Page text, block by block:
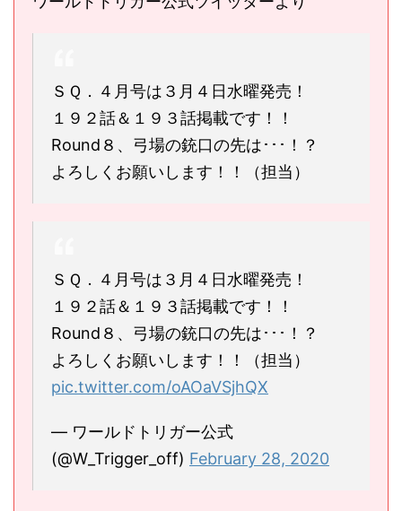
ＳＱ．４月号は３月４日水曜発売！
１９２話＆１９３話掲載です！！
Round８、弓場の銃口の先は･･･！？
よろしくお願いします！！（担当）
ＳＱ．４月号は３月４日水曜発売！
１９２話＆１９３話掲載です！！
Round８、弓場の銃口の先は･･･！？
よろしくお願いします！！（担当）
pic.twitter.com/oAOaVSjhQX
— ワールドトリガー公式
(@W_Trigger_off) February 28, 2020